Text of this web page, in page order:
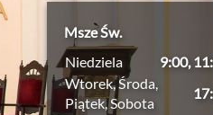
Msze Św.
Niedziela
9:00,
Wtorek, Środa,
Piątek, Sobota